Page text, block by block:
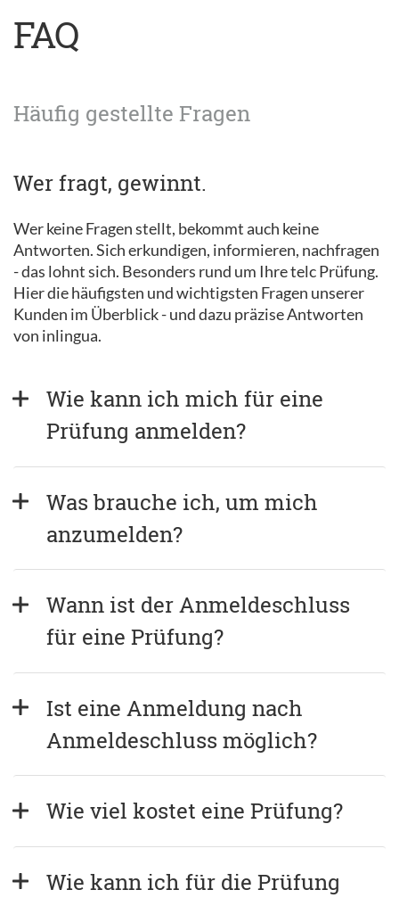
FAQ
Häufig gestellte Fragen
Wer fragt, gewinnt.
Wer keine Fragen stellt, bekommt auch keine
Antworten. Sich erkundigen, informieren, nachfragen
- das lohnt sich. Besonders rund um Ihre telc Prüfung.
Hier die häufigsten und wichtigsten Fragen unserer
Kunden im Überblick - und dazu präzise Antworten
von inlingua.
Wie kann ich mich für eine
Prüfung anmelden?
Was brauche ich, um mich
anzumelden?
Wann ist der Anmeldeschluss
für eine Prüfung?
Ist eine Anmeldung nach
Anmeldeschluss möglich?
Wie viel kostet eine Prüfung?
Wie kann ich für die Prüfung